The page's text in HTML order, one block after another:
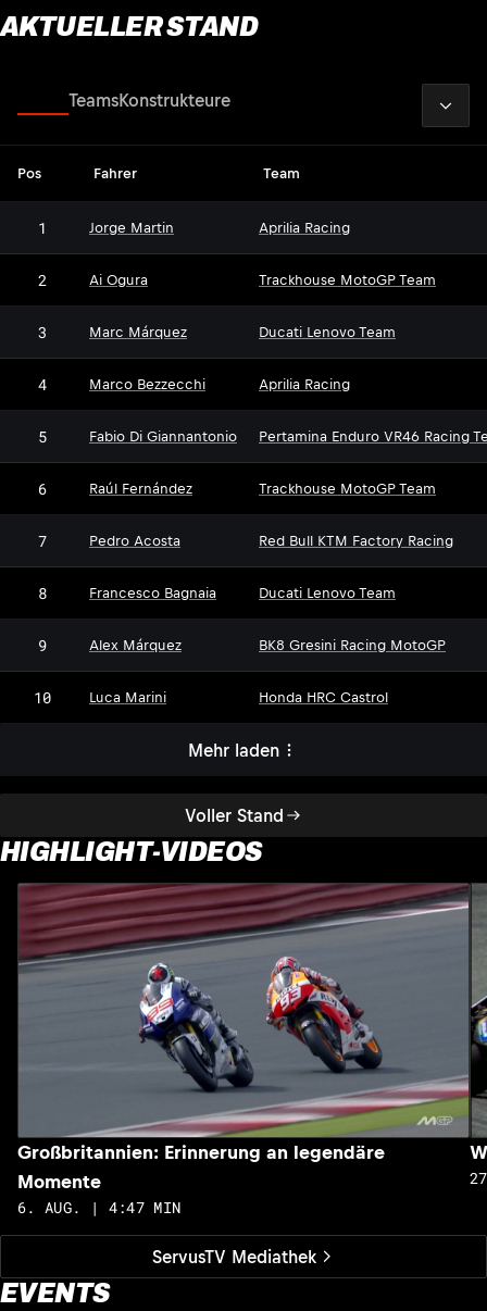
AKTUELLER STAND
Voller Stand
TeamsKonstrukteure
Pos Fahrer Team
1 Jorge Martin Aprilia Racing
2 Ai Ogura Trackhouse MotoGP Team
3 Marc Márquez Ducati Lenovo Team
4 Marco Bezzecchi Aprilia Racing
5 Fabio Di Giannantonio Pertamina Enduro VR46 Racing
6 Raúl Fernández Trackhouse MotoGP Team
7 Pedro Acosta Red Bull KTM Factory Racing
8 Francesco Bagnaia Ducati Lenovo Team
9 Alex Márquez BK8 Gresini Racing MotoGP
10 Luca Marini Honda HRC Castrol
Mehr laden
HIGHLIGHT-VIDEOS
ServusTV Mediathek
Großbritannien: Erinnerung an legendäre
Momente
6. AUG. | 4:47 MIN
EVENTS